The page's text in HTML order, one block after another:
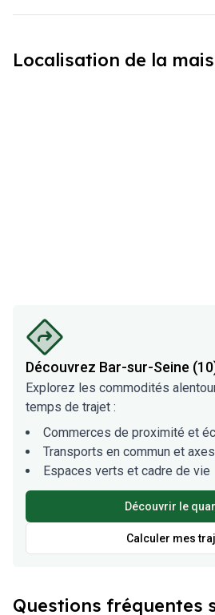
Localisation de la
Découvrez Bar-sur-Seine
Explorez les commodités
temps de trajet :
Commerces de proximité et
Transports en commun et
Espaces verts et cadre de vie
Découvrir le
Calculer mes
Questions fréquentes